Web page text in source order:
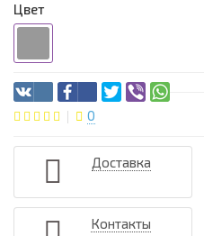
Цвет
0
Доставка
Контакты